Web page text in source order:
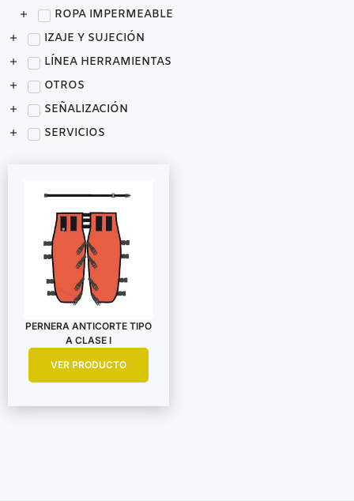
ROPA IMPERMEABLE
IZAJE Y SUJECIÓN
LÍNEA HERRAMIENTAS
OTROS
SEÑALIZACIÓN
SERVICIOS
PERNERA ANTICORTE TIPO
A CLASE I
VER PRODUCTO